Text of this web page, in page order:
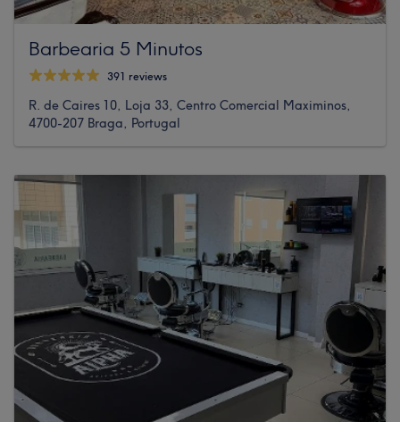
Barbearia 5 Minutos
391 reviews
R. de Caires 10, Loja 33, Centro Comercial Maximinos,
4700-207 Braga, Portugal